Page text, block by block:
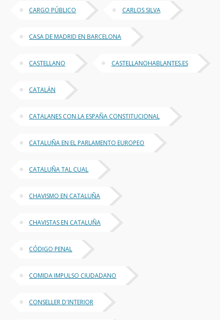
CARGO PÚBLICO CARLOS SILVA
CASA DE MADRID EN BARCELONA
CASTELLANO CASTELLANOHABLANTES.ES
CATALÁN
CATALANES CON LA ESPAÑA CONSTITUCIONAL
CATALUÑA EN EL PARLAMENTO EUROPEO
CATALUÑA TAL CUAL
CHAVISMO EN CATALUÑA
CHAVISTAS EN CATALUÑA
CÓDIGO PENAL
COMIDA IMPULSO CIUDADANO
CONSELLER D'INTERIOR